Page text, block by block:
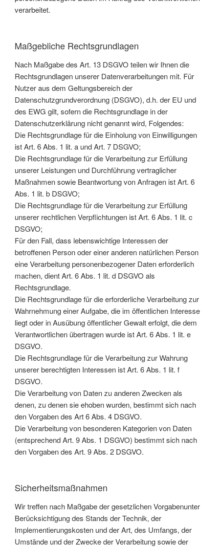
verarbeitet.
Maßgebliche Rechtsgrundlagen
Nach Maßgabe des Art. 13 DSGVO teilen wir Ihnen die
Rechtsgrundlagen unserer Datenverarbeitungen mit. Für
Nutzer aus dem Geltungsbereich der
Datenschutzgrundverordnung (DSGVO), d.h. der EU und
des EWG gilt, sofern die Rechtsgrundlage in der
Datenschutzerklärung nicht genannt wird, Folgendes:
Die Rechtsgrundlage für die Einholung von Einwilligungen
ist Art. 6 Abs. 1 lit. a und Art. 7 DSGVO;
Die Rechtsgrundlage für die Verarbeitung zur Erfüllung
unserer Leistungen und Durchführung vertraglicher
Maßnahmen sowie Beantwortung von Anfragen ist Art. 6
Abs. 1 lit. b DSGVO;
Die Rechtsgrundlage für die Verarbeitung zur Erfüllung
unserer rechtlichen Verpflichtungen ist Art. 6 Abs. 1 lit. c
DSGVO;
Für den Fall, dass lebenswichtige Interessen der
betroffenen Person oder einer anderen natürlichen Person
eine Verarbeitung personenbezogener Daten erforderlich
machen, dient Art. 6 Abs. 1 lit. d DSGVO als
Rechtsgrundlage.
Die Rechtsgrundlage für die erforderliche Verarbeitung zur
Wahrnehmung einer Aufgabe, die im öffentlichen Interesse
liegt oder in Ausübung öffentlicher Gewalt erfolgt, die dem
Verantwortlichen übertragen wurde ist Art. 6 Abs. 1 lit. e
DSGVO.
Die Rechtsgrundlage für die Verarbeitung zur Wahrung
unserer berechtigten Interessen ist Art. 6 Abs. 1 lit. f
DSGVO.
Die Verarbeitung von Daten zu anderen Zwecken als
denen, zu denen sie ehoben wurden, bestimmt sich nach
den Vorgaben des Art 6 Abs. 4 DSGVO.
Die Verarbeitung von besonderen Kategorien von Daten
(entsprechend Art. 9 Abs. 1 DSGVO) bestimmt sich nach
den Vorgaben des Art. 9 Abs. 2 DSGVO.
Sicherheitsmaßnahmen
Wir treffen nach Maßgabe der gesetzlichen Vorgabenunter
Berücksichtigung des Stands der Technik, der
Implementierungskosten und der Art, des Umfangs, der
Umstände und der Zwecke der Verarbeitung sowie der